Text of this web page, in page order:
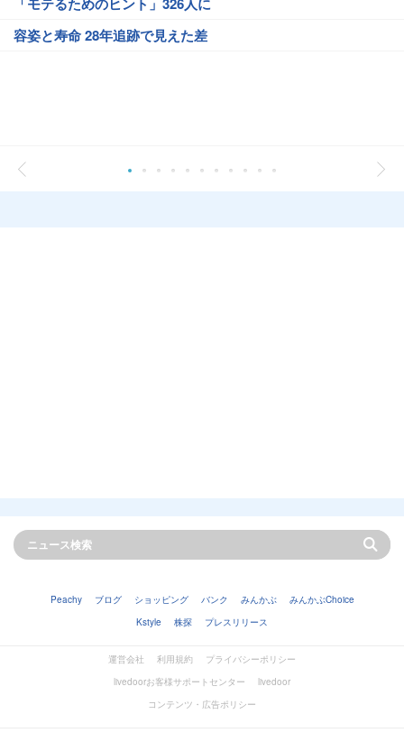
容姿と寿命 28年追跡で見えた差
Peachy ブログ ショッピング バンク みんかぶ
みんかぶChoice
Kstyle
株探 プレスリリース
運営会社 利用規約
プライバシーポリシー
livedoorお客様サポートセンター
livedoor
コンテンツ・広告ポリシー